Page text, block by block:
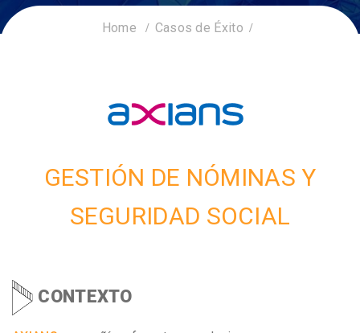
Home Casos de Éxito
GESTIÓN DE NÓMINAS Y
SEGURIDAD SOCIAL
CONTEXTO